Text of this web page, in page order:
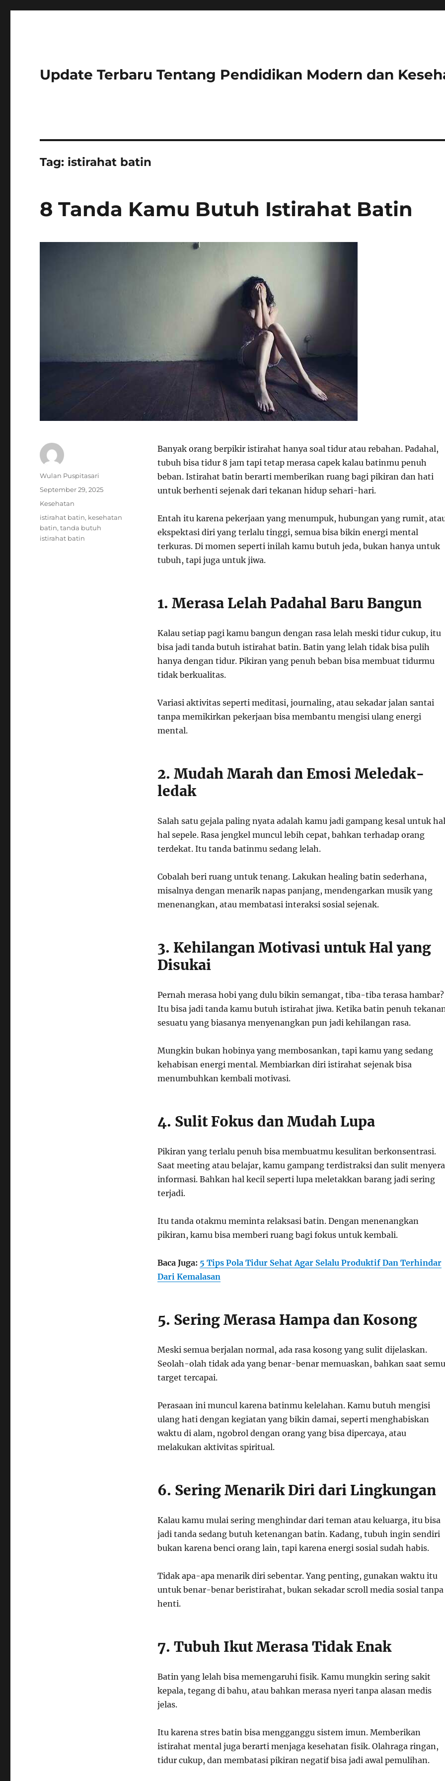
Update Terbaru Tentang Pendidikan Modern dan
Tag: istirahat batin
8 Tanda Kamu Butuh Istirahat Batin
Banyak orang berpikir istirahat hanya soal tidur atau rebahan. Padahal,
tubuh bisa tidur 8 jam tapi tetap merasa capek kalau batinmu penuh
beban. Istirahat batin berarti memberikan ruang bagi pikiran dan hati
untuk berhenti sejenak dari tekanan hidup sehari-hari.
Entah itu karena pekerjaan yang menumpuk, hubungan yang rumit,
ekspektasi diri yang terlalu tinggi, semua bisa bikin energi mental
terkuras. Di momen seperti inilah kamu butuh jeda, bukan hanya untuk
tubuh, tapi juga untuk jiwa.
1. Merasa Lelah Padahal Baru Bangun
Kalau setiap pagi kamu bangun dengan rasa lelah meski tidur cukup, itu
bisa jadi tanda butuh istirahat batin. Batin yang lelah tidak bisa pulih
hanya dengan tidur. Pikiran yang penuh beban bisa membuat tidurmu
tidak berkualitas.
Variasi aktivitas seperti meditasi, journaling, atau sekadar jalan santai
tanpa memikirkan pekerjaan bisa membantu mengisi ulang energi
mental.
2. Mudah Marah dan Emosi Meledak-
ledak
Salah satu gejala paling nyata adalah kamu jadi gampang kesal untuk
hal sepele. Rasa jengkel muncul lebih cepat, bahkan terhadap orang
terdekat. Itu tanda batinmu sedang lelah.
Cobalah beri ruang untuk tenang. Lakukan healing batin sederhana,
misalnya dengan menarik napas panjang, mendengarkan musik yang
menenangkan, atau membatasi interaksi sosial sejenak.
3. Kehilangan Motivasi untuk Hal yang
Disukai
Pernah merasa hobi yang dulu bikin semangat, tiba-tiba terasa hambar?
Itu bisa jadi tanda kamu butuh istirahat jiwa. Ketika batin penuh
sesuatu yang biasanya menyenangkan pun jadi kehilangan rasa.
Mungkin bukan hobinya yang membosankan, tapi kamu yang sedang
kehabisan energi mental. Membiarkan diri istirahat sejenak bisa
menumbuhkan kembali motivasi.
4. Sulit Fokus dan Mudah Lupa
Pikiran yang terlalu penuh bisa membuatmu kesulitan berkonsentrasi.
Saat meeting atau belajar, kamu gampang terdistraksi dan sulit
informasi. Bahkan hal kecil seperti lupa meletakkan barang jadi sering
terjadi.
Itu tanda otakmu meminta relaksasi batin. Dengan menenangkan
pikiran, kamu bisa memberi ruang bagi fokus untuk kembali.
Baca Juga: 5 Tips Pola Tidur Sehat Agar Selalu Produktif Dan Terhindar
Dari Kemalasan
5. Sering Merasa Hampa dan Kosong
Meski semua berjalan normal, ada rasa kosong yang sulit dijelaskan.
Seolah-olah tidak ada yang benar-benar memuaskan, bahkan saat
target tercapai.
Perasaan ini muncul karena batinmu kelelahan. Kamu butuh mengisi
ulang hati dengan kegiatan yang bikin damai, seperti menghabiskan
waktu di alam, ngobrol dengan orang yang bisa dipercaya, atau
melakukan aktivitas spiritual.
6. Sering Menarik Diri dari Lingkungan
Kalau kamu mulai sering menghindar dari teman atau keluarga, itu bisa
jadi tanda sedang butuh ketenangan batin. Kadang, tubuh ingin sendiri
bukan karena benci orang lain, tapi karena energi sosial sudah habis.
Tidak apa-apa menarik diri sebentar. Yang penting, gunakan waktu itu
untuk benar-benar beristirahat, bukan sekadar scroll media sosial tanpa
henti.
7. Tubuh Ikut Merasa Tidak Enak
Batin yang lelah bisa memengaruhi fisik. Kamu mungkin sering sakit
kepala, tegang di bahu, atau bahkan merasa nyeri tanpa alasan medis
jelas.
Itu karena stres batin bisa mengganggu sistem imun. Memberikan
istirahat mental juga berarti menjaga kesehatan fisik. Olahraga ringan,
tidur cukup, dan membatasi pikiran negatif bisa jadi awal pemulihan.
Author
Wulan Puspitasari
Posted
September 29, 2025
Categories
Kesehatan
Tags
istirahat batin, kesehatan
batin,tanda butuh
istirahat batin